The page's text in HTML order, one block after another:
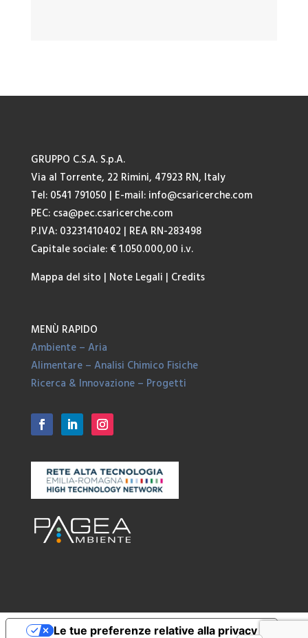
GRUPPO C.S.A. S.p.A.
Via al Torrente, 22 Rimini, 47923 RN, Italy
Tel: 0541 791050 | E-mail: info@csaricerche.com
PEC: csa@pec.csaricerche.com
P.IVA: 03231410402 | REA RN-283498
Capitale sociale: € 1.050.000,00 i.v.
Mappa del sito | Note Legali | Credits
MENÙ RAPIDO
Ambiente – Aria
Alimentare – Analisi Chimico Fisiche
Ricerca & Innovazione – Progetti
Le tue preferenze relative alla privacy